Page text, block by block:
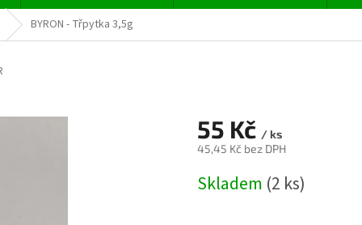
BYRON - Třpytka 3,5g
55 Kč / ks
45,45 Kč bez DPH
cena:
Skladem (2 ks)